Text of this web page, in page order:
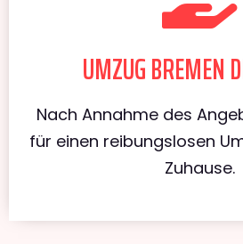
UMZUG BREMEN
Nach Annahme des
für einen reibungslosen
Zuhause.